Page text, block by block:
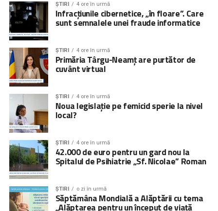
ȘTIRI 4 ore în urmă
Infracțiunile cibernetice, „în floare”. Care
sunt semnalele unei fraude informatice
ȘTIRI 4 ore în urmă
Primăria Târgu-Neamț are purtător de
cuvânt virtual
ȘTIRI 4 ore în urmă
Noua legislație pe femicid sperie la nivel
local?
ȘTIRI 4 ore în urmă
42.000 de euro pentru un gard nou la
Spitalul de Psihiatrie „Sf. Nicolae” Roman
ȘTIRI o zi în urmă
Săptămâna Mondială a Alăptării cu tema
„Alăptarea pentru un început de viață